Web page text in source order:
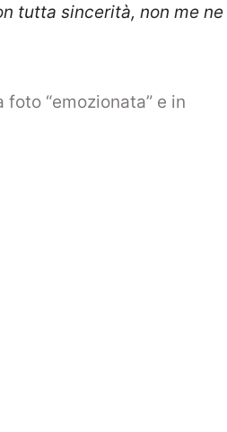
tutta sincerità, non me ne
foto “emozionata” e in